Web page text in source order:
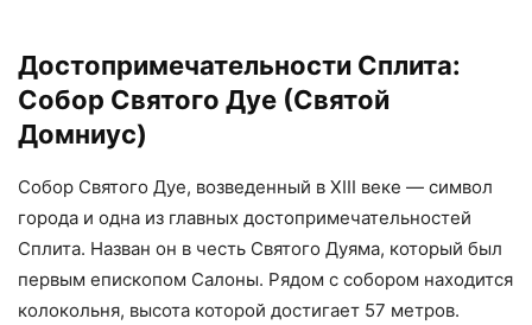
Достопримечательности Сплита:
Собор Святого Дуе (Святой
Домниус)
Собор Святого Дуе, возведенный в XIII веке — символ
города и одна из главных достопримечательностей
Сплита. Назван он в честь Святого Дуяма, который был
первым епископом Салоны. Рядом с собором находится
колокольня, высота которой достигает 57 метров.